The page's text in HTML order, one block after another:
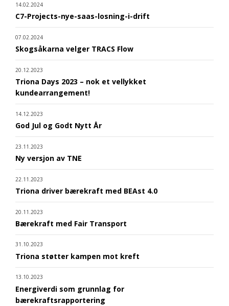
14.02.2024
C7-Projects-nye-saas-losning-i-drift
07.02.2024
Skogsåkarna velger TRACS Flow
20.12.2023
Triona Days 2023 – nok et vellykket
kundearrangement!
14.12.2023
God Jul og Godt Nytt År
23.11.2023
Ny versjon av TNE
22.11.2023
Triona driver bærekraft med BEAst 4.0
20.11.2023
Bærekraft med Fair Transport
31.10.2023
Triona støtter kampen mot kreft
13.10.2023
Energiverdi som grunnlag for
bærekraftsrapportering